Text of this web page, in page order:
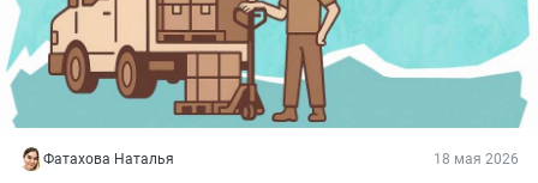
Фатахова Наталья 18 мая 2026